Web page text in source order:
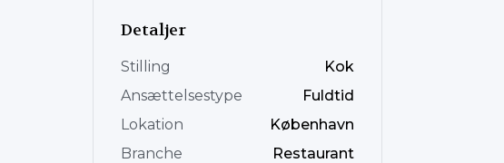
Detaljer
Stilling
Kok
Ansættelsestype
Fuldtid
Lokation
København
Branche
Restaurant